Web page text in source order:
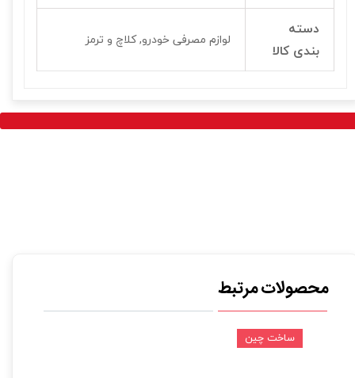
دسته
بندی کالا
لوازم مصرفی خودرو, کلاچ و ترمز
محصولات مرتبط
ساخت چین